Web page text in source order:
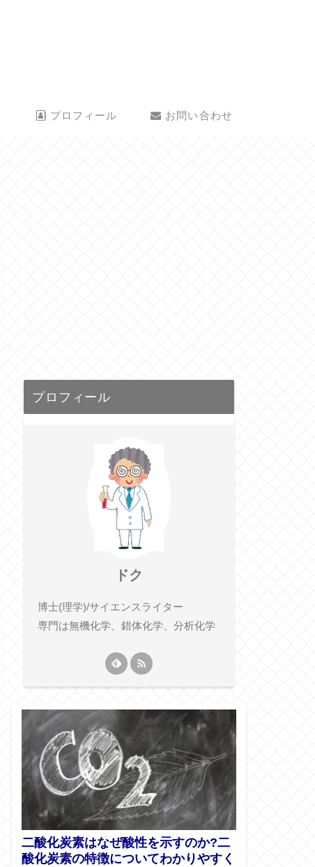
プロフィール お問い合わせ
プロフィール
ドク
博士(理学)/サイエンスライター
専門は無機化学、錯体化学、分析化学
二酸化炭素はなぜ酸性を示すのか?二
酸化炭素の特徴についてわかりやすく